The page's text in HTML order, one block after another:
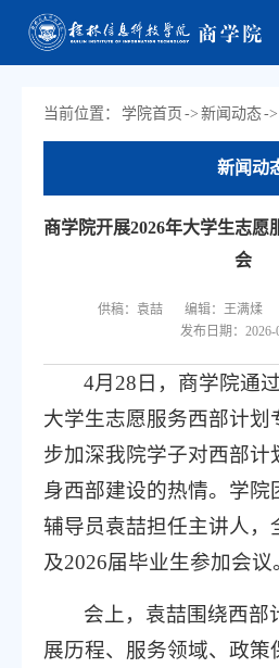
当前位置： 学院首页 -> 新闻动态->
新闻动
商学院开展2026年大学生志愿
会
供稿：袁喆 编辑：王满煣
发布日期：2026-
4月28日，商学院通
大学生志愿服务西部计划
步加深我院学子对西部计
身西部建设的热情。学院
辅导员袁喆担任主讲人，
及2026届毕业生参加会议
会上，袁喆围绕西部
展历程、服务领域、政策